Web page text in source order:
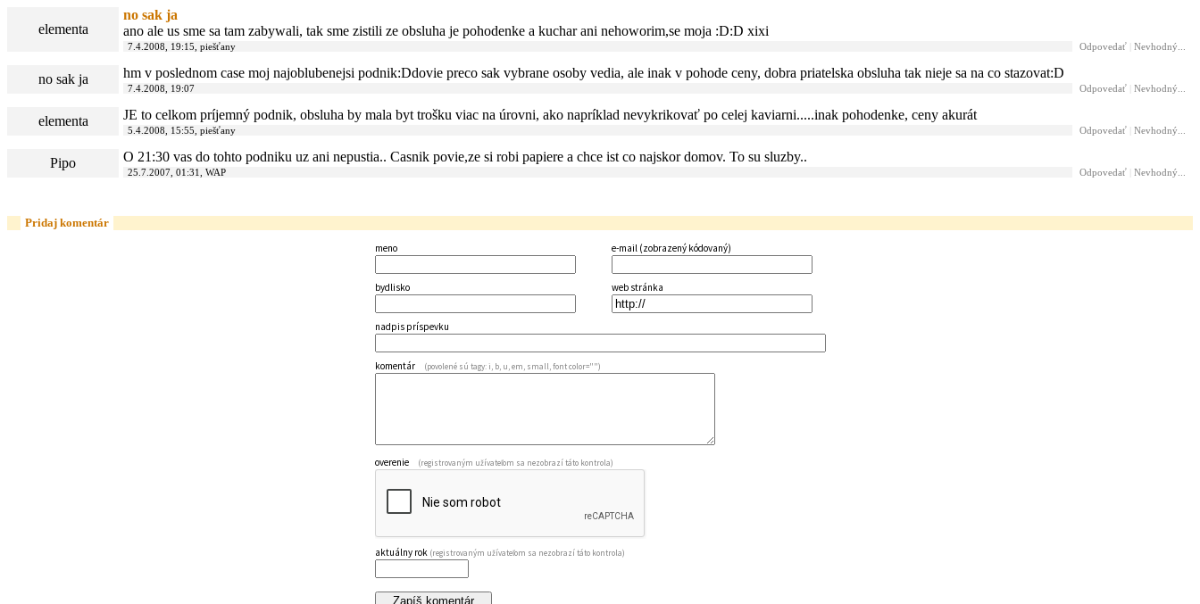
elementa
no sak ja
ano ale us sme sa tam zabywali, tak sme zistili ze obsluha je pohodenke a kuchar ani nehoworim,se moja :D:D xixi
Odpovedať Nevhodný...
7.4.2008, 19:15, piešťany
no sak ja hm v poslednom case moj najoblubenejsi podnik:Ddovie preco sak vybrane osoby vedia, ale inak v pohode ceny, dobra priatelska obsluha tak nieje sa na co stazovat:D
Odpovedať Nevhodný...
7.4.2008, 19:07
elementa JE to celkom príjemný podnik, obsluha by mala byt trošku viac na úrovni, ako napríklad nevykrikovať po celej kaviarni.....inak pohodenke, ceny akurát
Odpovedať Nevhodný...
5.4.2008, 15:55, piešťany
Pipo O 21:30 vas do tohto podniku uz ani nepustia.. Casnik povie,ze si robi papiere a chce ist co najskor domov. To su sluzby..
Odpovedať Nevhodný...
25.7.2007, 01:31, WAP
Pridaj komentár
meno
bydlisko
e-mail (zobrazený kódovaný)
web stránka
nadpis príspevku
komentár (povolené sú tagy: i, b, u, em, small, font color="")
overenie (registrovaným užívateľom sa nezobrazí táto kontrola)
aktuálny rok (registrovaným užívateľom sa nezobrazí táto kontrola)